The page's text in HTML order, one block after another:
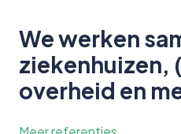
We werken
ziekenhuizen,
overheid en